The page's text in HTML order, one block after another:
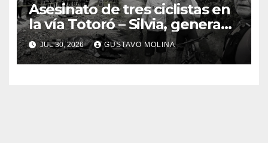
Asesinato de tres ciclistas en
la vía Totoró – Silvia, genera
consternación en el Cauca
JUL 30, 2026 GUSTAVO MOLINA